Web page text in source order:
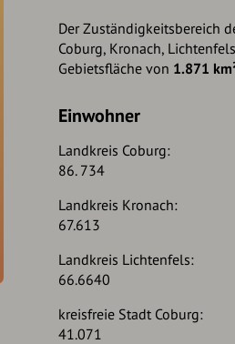
Der Zuständigkeitsbereich
Coburg, Kronach,
Gebietsfläche von 1.871
Einwohner
Landkreis Coburg:
86. 734
Landkreis Kronach:
67.613
Landkreis Lichtenfels:
66.6640
kreisfreie Stadt Coburg:
41.071